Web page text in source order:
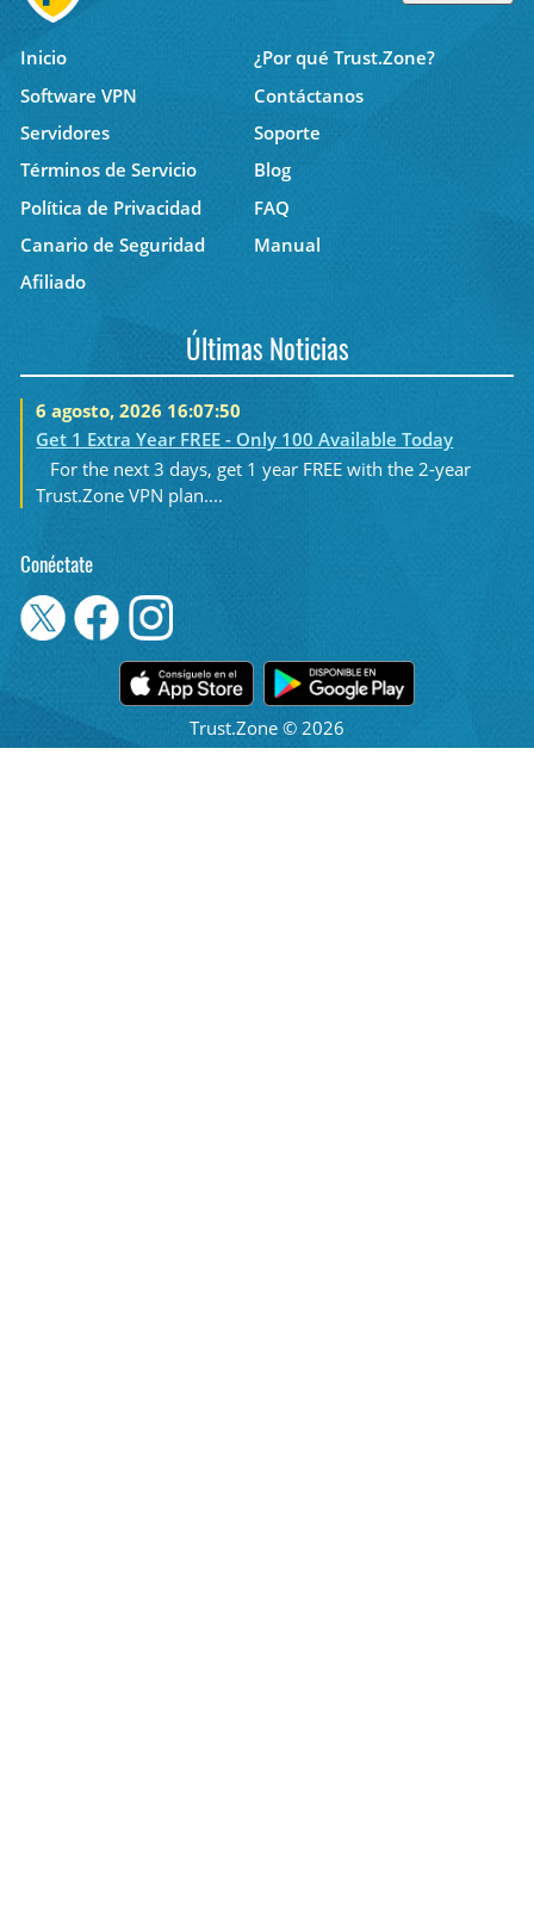
Inicio
¿Por qué Trust.Zone?
Software VPN
Contáctanos
Servidores
Soporte
Términos de Servicio
Blog
Política de Privacidad
FAQ
Canario de Seguridad
Manual
Afiliado
Últimas Noticias
6 agosto, 2026 16:07:50
Get 1 Extra Year FREE - Only 100 Available Today
For the next 3 days, get 1 year FREE with the 2-year
Trust.Zone VPN plan....
Conéctate
Trust.Zone © 2026